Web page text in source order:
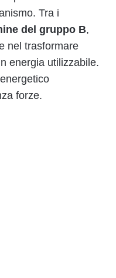
Tra i
del gruppo B,
nel trasformare
energia utilizzabile.
forze.